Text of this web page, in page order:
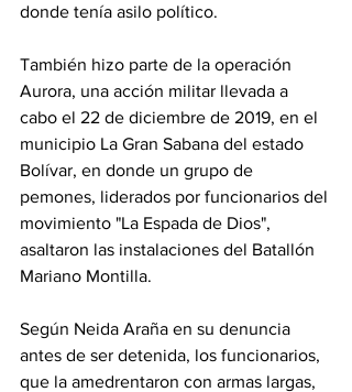
donde tenía asilo político.
También hizo parte de la operación
Aurora, una acción militar llevada a
cabo el 22 de diciembre de 2019, en el
municipio La Gran Sabana del estado
Bolívar, en donde un grupo de
pemones, liderados por funcionarios del
movimiento "La Espada de Dios",
asaltaron las instalaciones del Batallón
Mariano Montilla.
Según Neida Araña en su denuncia
antes de ser detenida, los funcionarios,
que la amedrentaron con armas largas,